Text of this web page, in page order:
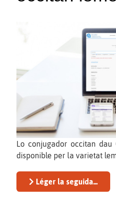
Lo conjugador occitan
disponible per la varietat
Léger la seguida...